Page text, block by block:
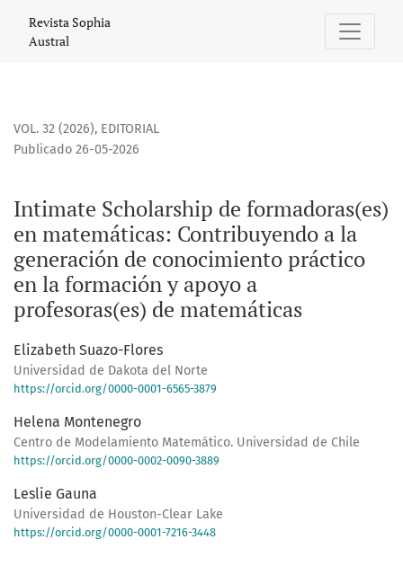
Intimate Scholarship de formadoras(es) en matemáticas:
Revista Sophia
Austral
VOL. 32 (2026), EDITORIAL
Intimate Scholarship de formadoras(es)
en matemáticas: Contribuyendo a la
generación de conocimiento práctico
en la formación y apoyo a
profesoras(es) de matemáticas
Publicado 26-05-2026
Elizabeth Suazo-Flores
Universidad de Dakota del Norte
https://orcid.org/0000-0001-6565-3879
Helena Montenegro
Centro de Modelamiento Matemático. Universidad de Chile
https://orcid.org/0000-0002-0090-3889
Leslie Gauna
Universidad de Houston-Clear Lake
https://orcid.org/0000-0001-7216-3448